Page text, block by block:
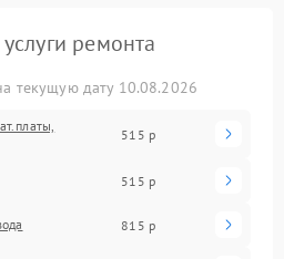
ремонта
текущую дату 10.08.2026
515 р
515 р
815 р